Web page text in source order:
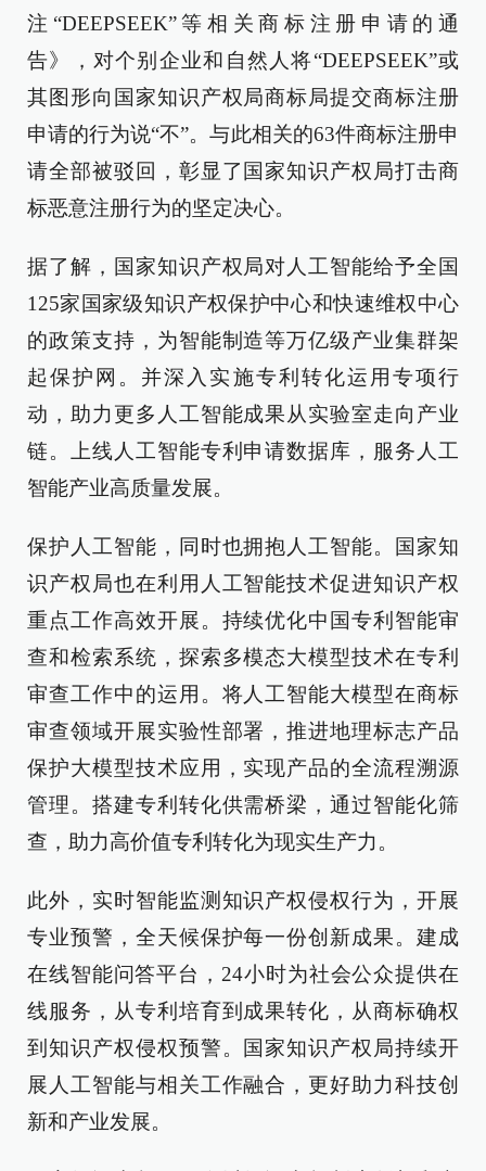
注“DEEPSEEK”等相关商标注册申请的通
告》，对个别企业和自然人将“DEEPSEEK”或
其图形向国家知识产权局商标局提交商标注册
申请的行为说“不”。与此相关的63件商标注册申
请全部被驳回，彰显了国家知识产权局打击商
标恶意注册行为的坚定决心。
据了解，国家知识产权局对人工智能给予全国
125家国家级知识产权保护中心和快速维权中心
的政策支持，为智能制造等万亿级产业集群架
起保护网。并深入实施专利转化运用专项行
动，助力更多人工智能成果从实验室走向产业
链。上线人工智能专利申请数据库，服务人工
智能产业高质量发展。
保护人工智能，同时也拥抱人工智能。国家知
识产权局也在利用人工智能技术促进知识产权
重点工作高效开展。持续优化中国专利智能审
查和检索系统，探索多模态大模型技术在专利
审查工作中的运用。将人工智能大模型在商标
审查领域开展实验性部署，推进地理标志产品
保护大模型技术应用，实现产品的全流程溯源
管理。搭建专利转化供需桥梁，通过智能化筛
查，助力高价值专利转化为现实生产力。
此外，实时智能监测知识产权侵权行为，开展
专业预警，全天候保护每一份创新成果。建成
在线智能问答平台，24小时为社会公众提供在
线服务，从专利培育到成果转化，从商标确权
到知识产权侵权预警。国家知识产权局持续开
展人工智能与相关工作融合，更好助力科技创
新和产业发展。